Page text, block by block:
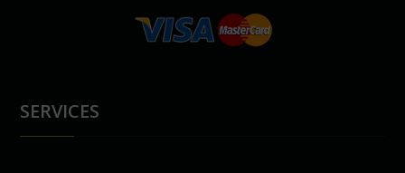
SERVICES